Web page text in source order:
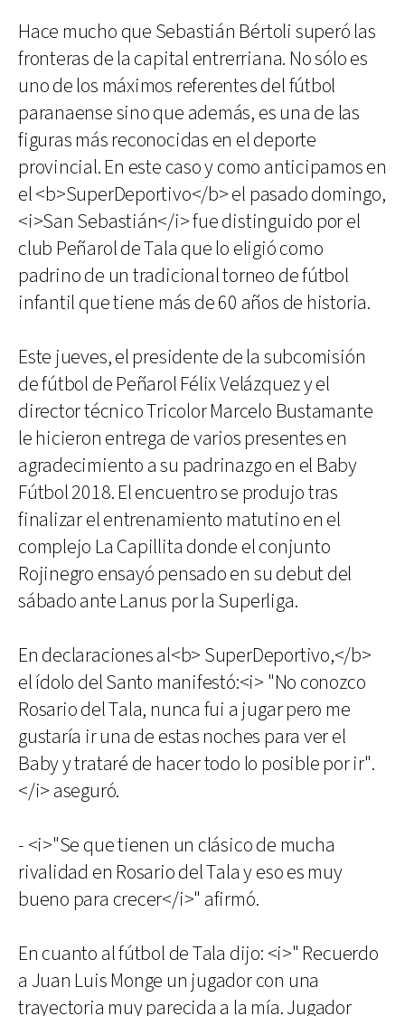
Hace mucho que Sebastián Bértoli superó las
fronteras de la capital entrerriana. No sólo es
uno de los máximos referentes del fútbol
paranaense sino que además, es una de las
figuras más reconocidas en el deporte
provincial. En este caso y como anticipamos en
el <b>SuperDeportivo</b> el pasado domingo,
<i>San Sebastián</i> fue distinguido por el
club Peñarol de Tala que lo eligió como
padrino de un tradicional torneo de fútbol
infantil que tiene más de 60 años de historia.
Este jueves, el presidente de la subcomisión
de fútbol de Peñarol Félix Velázquez y el
director técnico Tricolor Marcelo Bustamante
le hicieron entrega de varios presentes en
agradecimiento a su padrinazgo en el Baby
Fútbol 2018. El encuentro se produjo tras
finalizar el entrenamiento matutino en el
complejo La Capillita donde el conjunto
Rojinegro ensayó pensado en su debut del
sábado ante Lanus por la Superliga.
En declaraciones al<b> SuperDeportivo,</b>
el ídolo del Santo manifestó:<i> "No conozco
Rosario del Tala, nunca fui a jugar pero me
gustaría ir una de estas noches para ver el
Baby y trataré de hacer todo lo posible por ir".
</i> aseguró.
- <i>"Se que tienen un clásico de mucha
rivalidad en Rosario del Tala y eso es muy
bueno para crecer</i>" afirmó.
En cuanto al fútbol de Tala dijo: <i>" Recuerdo
a Juan Luis Monge un jugador con una
trayectoria muy parecida a la mía. Jugador